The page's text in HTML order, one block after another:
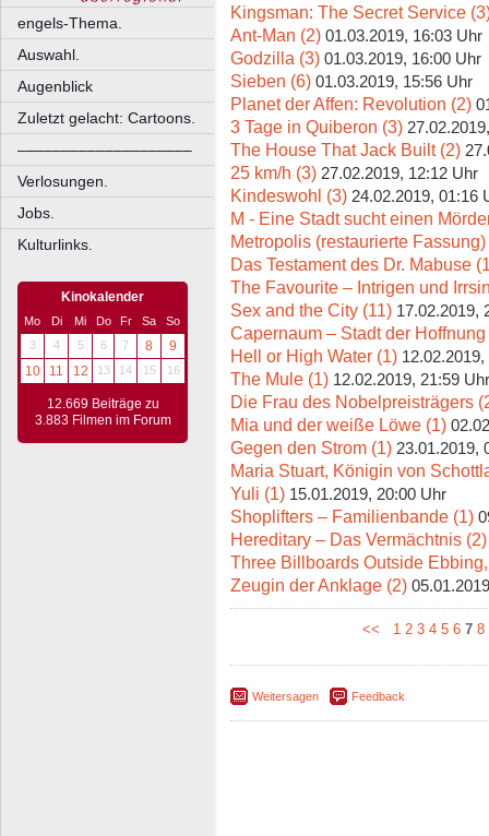
engels-Thema.
Auswahl.
Augenblick
Zuletzt gelacht: Cartoons.
––––––––––––––––––––
Verlosungen.
Jobs.
Kulturlinks.
Kinokalender
Mo Di Mi Do Fr Sa
So
3
4 5 6 7 8
9
10
11 12 13 14 15 16
12.669 Beiträge zu
3.883 Filmen im Forum
Kingsman: The Secret Service
Ant-Man (2) 01.03.2019, 16:03 Uhr
Godzilla (3) 01.03.2019, 16:00 Uhr
Sieben (6) 01.03.2019, 15:56 Uhr
Planet der Affen: Revolution (2)
3 Tage in Quiberon (3)
The House That Jack Built (2)
25 km/h (3) 27.02.2019, 12:12 Uhr
Kindeswohl (3) 24.02.2019, 01:16
M - Eine Stadt sucht einen
Metropolis (restaurierte Fassung)
Das Testament des Dr. Mabuse
The Favourite – Intrigen und
Sex and the City (11) 17.02.2019,
Capernaum – Stadt der Hoffnung
Hell or High Water (1)
The Mule (1) 12.02.2019, 21:59 Uhr
Die Frau des Nobelpreisträgers
Mia und der weiße Löwe (1)
Gegen den Strom (1) 23.01.2019,
Maria Stuart, Königin von
Yuli (1) 15.01.2019, 20:00 Uhr
Shoplifters – Familienbande (1)
Hereditary – Das Vermächtnis (2)
Three Billboards Outside
Zeugin der Anklage (2)
<< 1 2 3 4 5 6 7 8
Weitersagen Feedback